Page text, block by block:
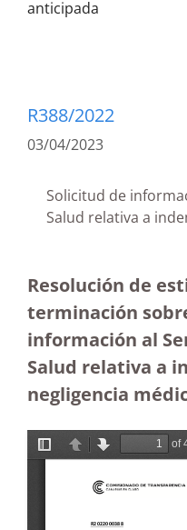
anticipada
R388/2022
03/04/2023
Solicitud de
Salud relativa a
Resolución de
terminación
información al
Salud relativa a
negligencia